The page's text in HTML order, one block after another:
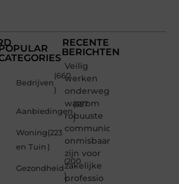
Bedrijven
(660
)
Aanbiedingen
(357
)
Woning
en Tuin
(223
)
Gezondheid
(200
)
RECENTE
BERICHTEN
Veilig
werken
onderweg:
waarom
robuuste
communicatiemiddelen
onmisbaar
zijn voor
zakelijke
professio